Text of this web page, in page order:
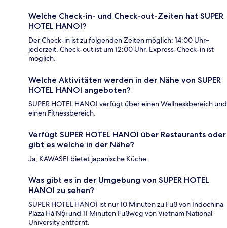
Welche Check-in- und Check-out-Zeiten hat SUPER
HOTEL HANOI?
Der Check-in ist zu folgenden Zeiten möglich: 14:00 Uhr–
jederzeit. Check-out ist um 12:00 Uhr. Express-Check-in ist
möglich.
Welche Aktivitäten werden in der Nähe von SUPER
HOTEL HANOI angeboten?
SUPER HOTEL HANOI verfügt über einen Wellnessbereich und
einen Fitnessbereich.
Verfügt SUPER HOTEL HANOI über Restaurants oder
gibt es welche in der Nähe?
Ja, KAWASEI bietet japanische Küche.
Was gibt es in der Umgebung von SUPER HOTEL
HANOI zu sehen?
SUPER HOTEL HANOI ist nur 10 Minuten zu Fuß von Indochina
Plaza Hà Nội und 11 Minuten Fußweg von Vietnam National
University entfernt.